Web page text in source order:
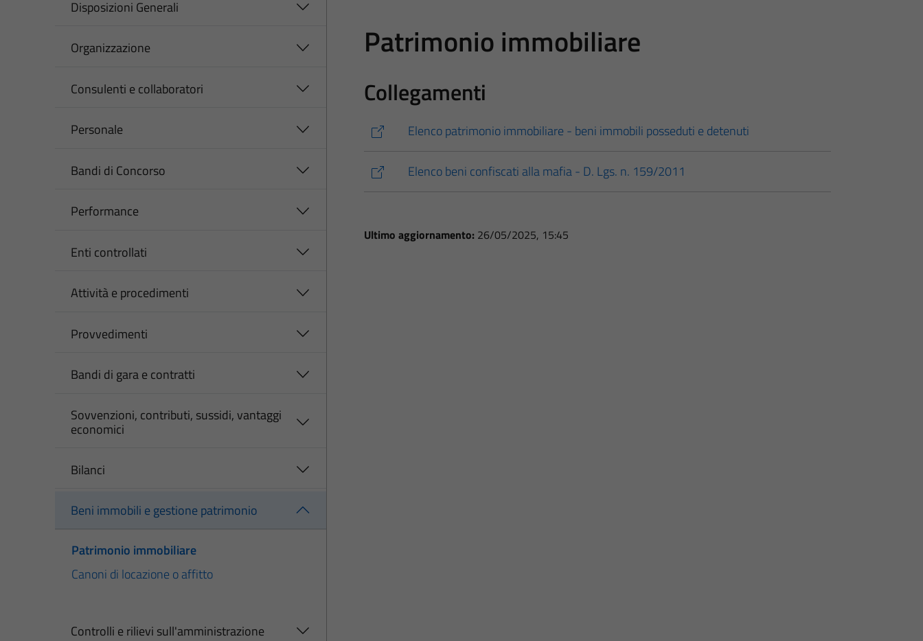
Disposizioni Generali
Organizzazione
Consulenti e collaboratori
Personale
Bandi di Concorso
Performance
Enti controllati
Attività e procedimenti
Provvedimenti
Bandi di gara e contratti
Sovvenzioni, contributi, sussidi, vantaggi
economici
Bilanci
Beni immobili e gestione patrimonio
Patrimonio immobiliare
Canoni di locazione o affitto
Controlli e rilievi sull'amministrazione
Patrimonio immobiliare
Collegamenti
Elenco patrimonio immobiliare - beni immobili posseduti e detenuti
Elenco beni confiscati alla mafia - D. Lgs. n. 159/2011
Ultimo aggiornamento: 26/05/2025, 15:45